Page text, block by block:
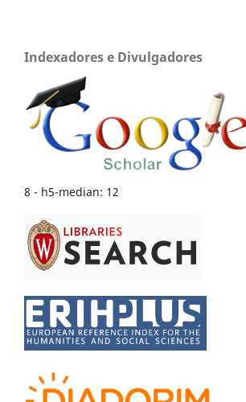
Indexadores e Divulgadores
8 - h5-median: 12